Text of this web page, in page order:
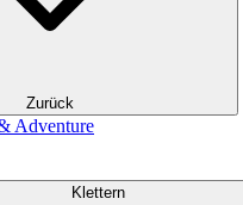
Zurück
Adventure
Klettern